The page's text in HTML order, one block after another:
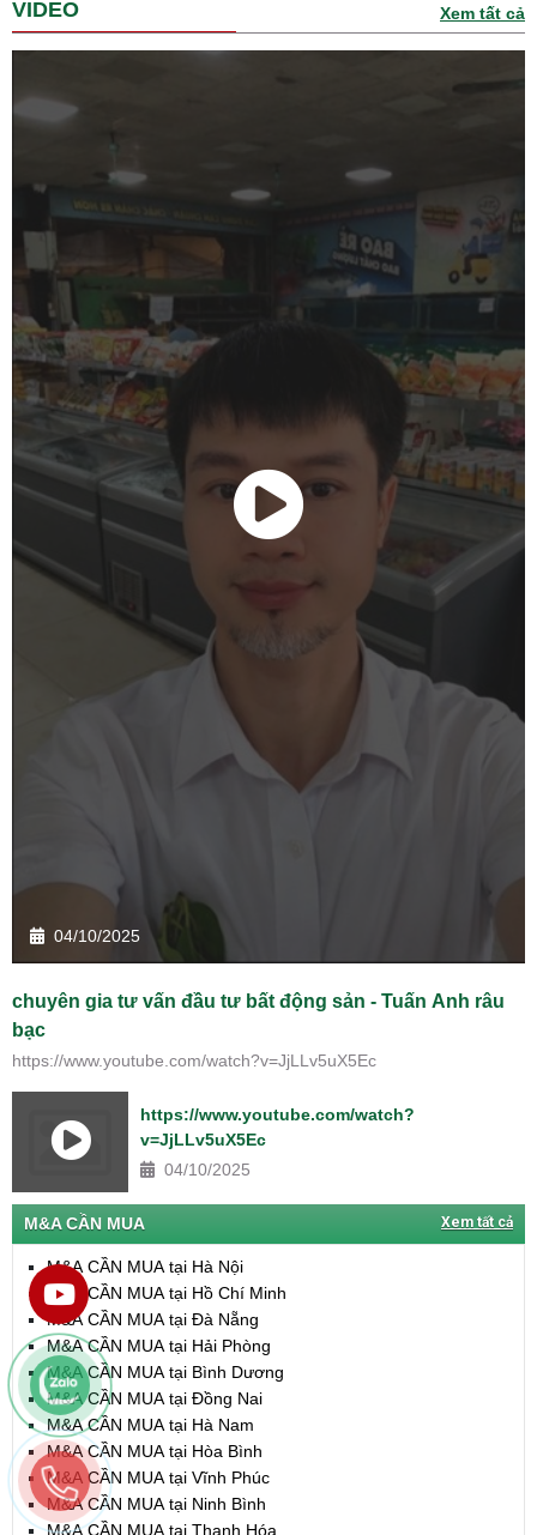
VIDEO Xem tất cả
04/10/2025
chuyên gia tư vấn đầu tư bất động sản - Tuấn Anh râu
bạc
https://www.youtube.com/watch?v=JjLLv5uX5Ec
https://www.youtube.com/watch?
v=JjLLv5uX5Ec
04/10/2025
M&A CẦN MUA Xem tất cả
M&A CẦN MUA tại Hà Nội
M&A CẦN MUA tại Hồ Chí Minh
M&A CẦN MUA tại Đà Nẵng
M&A CẦN MUA tại Hải Phòng
M&A CẦN MUA tại Bình Dương
M&A CẦN MUA tại Đồng Nai
M&A CẦN MUA tại Hà Nam
M&A CẦN MUA tại Hòa Bình
M&A CẦN MUA tại Vĩnh Phúc
M&A CẦN MUA tại Ninh Bình
M&A CẦN MUA tại Thanh Hóa